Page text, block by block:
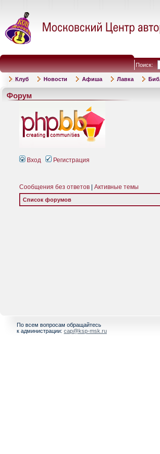
Поиск:
Клуб Новости Афиша Лавка
Форум
Вход Регистрация
Сообщения без ответов Активные темы
Список форумов
По всем вопросам обращайтесь
к администрации: cap@ksp-msk.ru